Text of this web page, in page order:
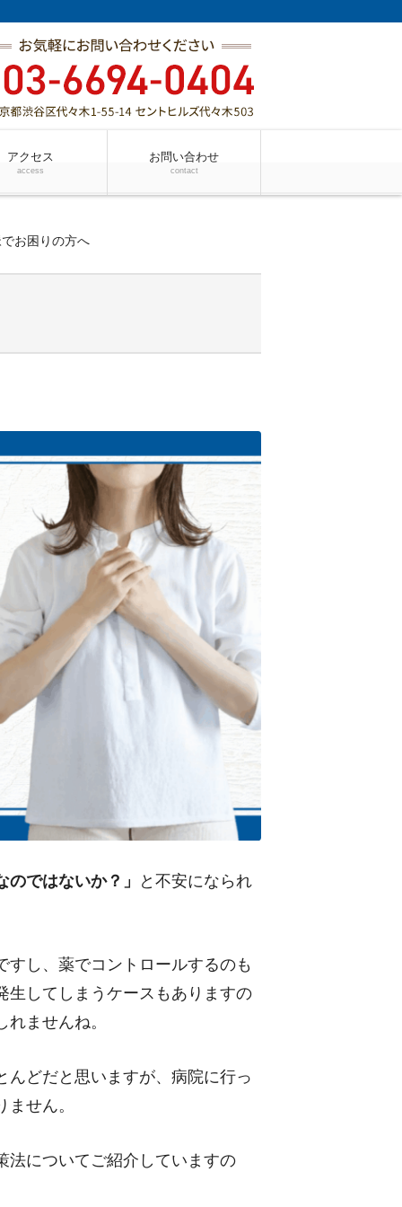
アクセス
access
お問い合わせ
contact
お困りの方へ
ではないか？」 と不安になられ
し、薬でコントロールするのも
生してしまうケースもありますの
ませんね。
んどだと思いますが、病院に行っ
せん。
法についてご紹介していますの